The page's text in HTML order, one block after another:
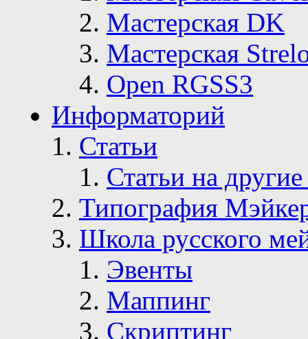
Мастерская DK
Мастерская
Open RGSS3
Информаторий
Статьи
Статьи на
Типография
Школа русского
Эвенты
Маппинг
Скриптинг